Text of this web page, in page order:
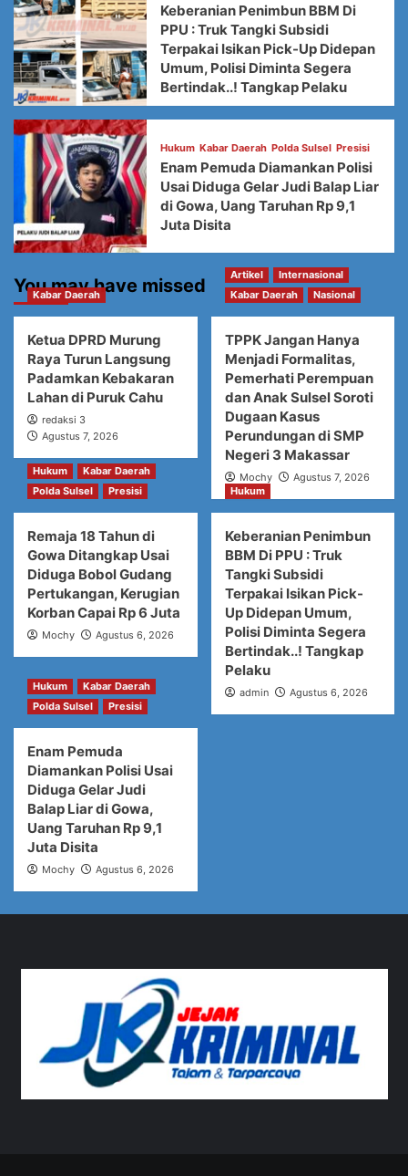
Keberanian Penimbun BBM Di
PPU : Truk Tangki Subsidi
Terpakai Isikan Pick-Up Didepan
Umum, Polisi Diminta Segera
Bertindak..! Tangkap Pelaku
Hukum Kabar Daerah Polda Sulsel Presisi
Enam Pemuda Diamankan Polisi
Usai Diduga Gelar Judi Balap Liar
di Gowa, Uang Taruhan Rp 9,1
Juta Disita
You may have missed
Kabar Daerah
Ketua DPRD Murung
Raya Turun Langsung
Padamkan Kebakaran
Lahan di Puruk Cahu
redaksi 3
Agustus 7, 2026
Artikel
Internasional
Kabar Daerah
Nasional
TPPK Jangan Hanya
Menjadi Formalitas,
Pemerhati Perempuan
dan Anak Sulsel Soroti
Dugaan Kasus
Perundungan di SMP
Negeri 3 Makassar
Mochy Agustus 7, 2026
Hukum
Kabar Daerah
Polda Sulsel
Presisi
Remaja 18 Tahun di
Gowa Ditangkap Usai
Diduga Bobol Gudang
Pertukangan, Kerugian
Korban Capai Rp 6 Juta
Mochy Agustus 6, 2026
Hukum
Keberanian Penimbun
BBM Di PPU : Truk
Tangki Subsidi
Terpakai Isikan Pick-
Up Didepan Umum,
Polisi Diminta Segera
Bertindak..! Tangkap
Pelaku
admin Agustus 6, 2026
Hukum
Kabar Daerah
Polda Sulsel
Presisi
Enam Pemuda
Diamankan Polisi Usai
Diduga Gelar Judi
Balap Liar di Gowa,
Uang Taruhan Rp 9,1
Juta Disita
Mochy Agustus 6, 2026